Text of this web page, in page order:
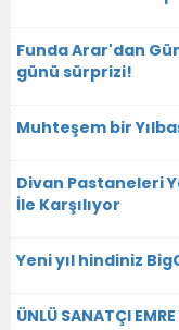
Funda Arar'dan
günü sürprizi!
Muhteşem bir
Divan Pastaneleri
İle Karşılıyor
Yeni yıl hindiniz
ÜNLÜ SANATÇI